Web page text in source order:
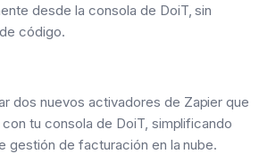
desde la consola de DoiT, sin
código.
dos nuevos activadores de Zapier que
tu consola de DoiT, simplificando
gestión de facturación en la nube.